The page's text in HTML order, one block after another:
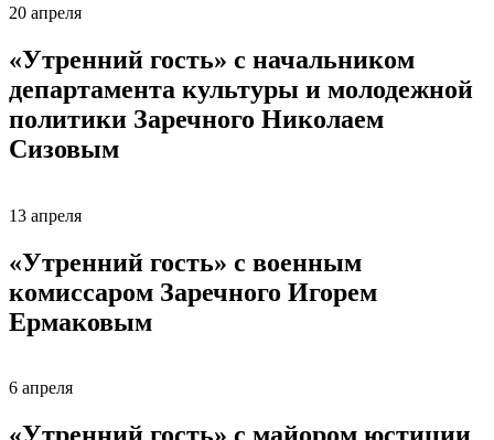
20 апреля
«Утренний гость» с начальником
департамента культуры и молодежной
политики Заречного Николаем
Сизовым
13 апреля
«Утренний гость» с военным
комиссаром Заречного Игорем
Ермаковым
6 апреля